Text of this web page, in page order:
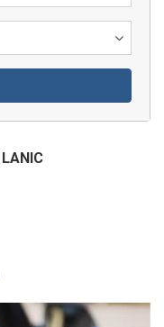
LANIC